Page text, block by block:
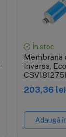
În stoc
Membrana
inversa,
de filtrare
eficienta
certificare
203,36 lei
Adaugă